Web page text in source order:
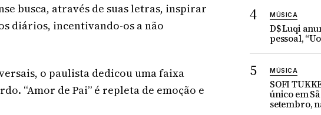
busca, através de suas letras, inspirar
diários, incentivando-os a não
o paulista dedicou uma faixa
“Amor de Pai” é repleta de emoção e
MÚSICA
D$ Luqi
pessoal,
MÚSICA
SOFI
único em
setembro,